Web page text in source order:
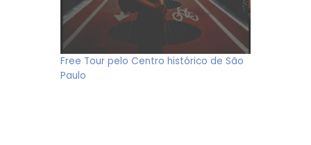
Free Tour pelo Centro histórico de São
Paulo